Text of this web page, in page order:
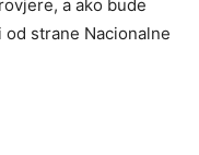
a ako bude
strane Nacionalne